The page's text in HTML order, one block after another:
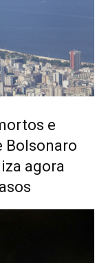
e
Bolsonaro
agora